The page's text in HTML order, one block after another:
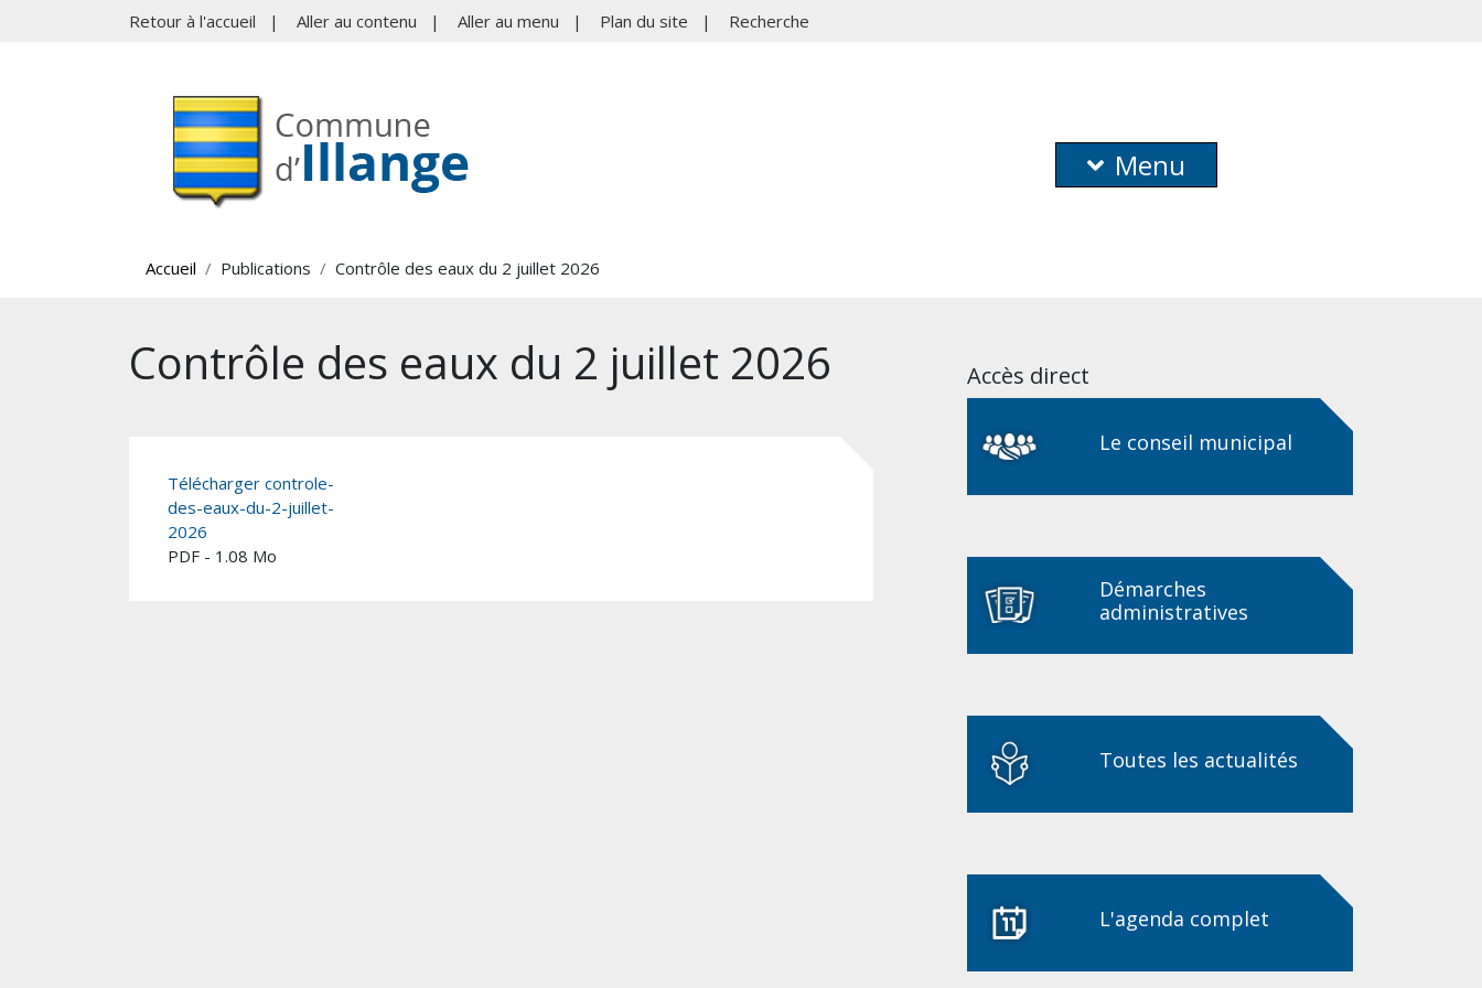
Retour à l'accueil | Aller au contenu | Aller au menu | Plan du site | Recherche
Menu
Accueil Publications Contrôle des eaux du 2 juillet 2026
Contrôle des eaux du 2 juillet 2026
Télécharger controle-
des-eaux-du-2-juillet-
2026
PDF - 1.08 Mo
Accès direct
Le conseil municipal
Démarches
administratives
Toutes les actualités
L'agenda complet